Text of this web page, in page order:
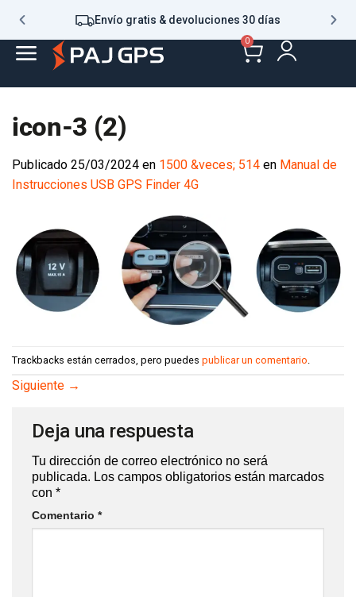
Envío gratis & devoluciones 30 días
0
icon-3 (2)
Publicado 25/03/2024 en 1500 &veces; 514 en Manual de
Instrucciones USB GPS Finder 4G
Trackbacks están cerrados, pero puedes publicar un comentario
Siguiente →
Deja una respuesta
Tu dirección de correo electrónico no será
publicada. Los campos obligatorios están marcados
con *
Comentario *